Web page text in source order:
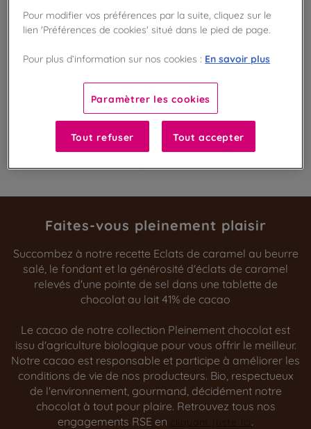
Gagnez 5 points de fidélité !
Liste des ingrédients et allergènes
100%
Faites-vous pleinement plaisir
Succombez à notre recette Eclats de caramel au beurre
salé, le fondant et la générosité d'éclats de caramel
relevés d'une pointe de sel dans une tablette de
chocolat au lait 41% de cacao
Le cacao de notre collection Pleinement chocolat est
issu d'agriculture biologique pour vous offrir le meilleur.
Notre cacao est responsable et participe à améliorer les
conditions de vie de nos producteurs. Bio, respectueux
de l'environnement, gourmand, décidément notre
chocolat à tout pour plaire. Retrouvez tous nos
engagements RSE en
cliquant juste ici.
Pour modifier vos préférences par la suite, cliquez sur le
lien 'Préférences de cookies' situé dans le pied de page.
Pour plus d’information sur nos cookies : En savoir plus
Paramètrer les cookies
Tout refuser Tout accepter